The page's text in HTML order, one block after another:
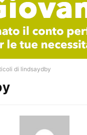
di lindsaydby